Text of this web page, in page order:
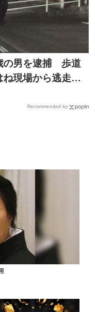
の男を逮捕 歩道
ね現場から逃走し
Recommended by